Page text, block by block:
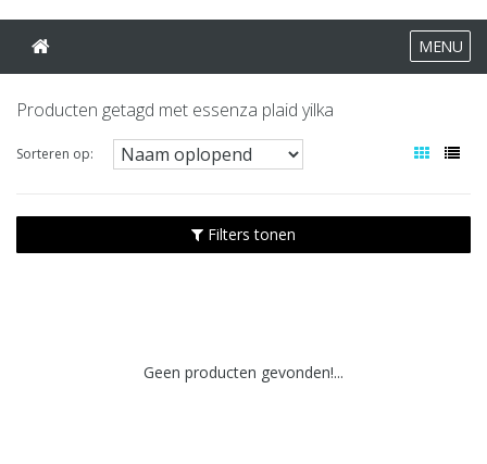
MENU
Producten getagd met essenza plaid yilka
Sorteren op:
Filters tonen
Geen producten gevonden!...